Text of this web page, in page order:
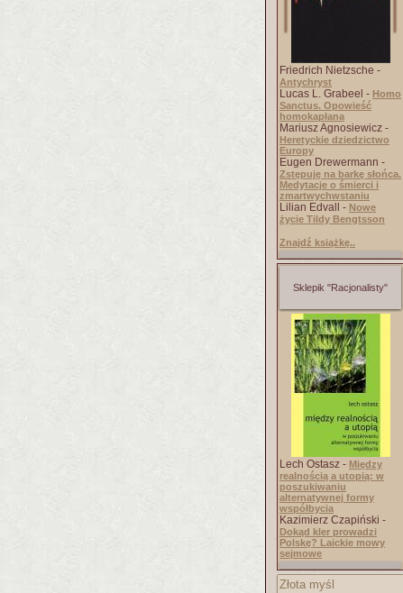
Friedrich Nietzsche -
Antychryst
Lucas L. Grabeel - Homo
Sanctus. Opowieść
homokapłana
Mariusz Agnosiewicz -
Heretyckie dziedzictwo
Europy
Eugen Drewermann -
Zstępuję na barkę słońca.
Medytacje o śmierci i
zmartwychwstaniu
Lilian Edvall - Nowe
życie Tildy Bengtsson
Znajdź książkę..
Sklepik "Racjonalisty"
Lech Ostasz - Między
realnością a utopią: w
poszukiwaniu
alternatywnej formy
współbycia
Kazimierz Czapiński -
Dokąd kler prowadzi
Polskę? Laickie mowy
sejmowe
Złota myśl